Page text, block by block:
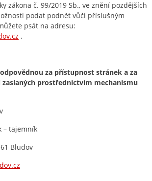
zákona č. 99/2019 Sb., ve znění pozdějších
podat podnět vůči příslušným
psát na adresu:
.
za přístupnost stránek a za
zaslaných prostřednictvím mechanismu
– tajemník
Bludov